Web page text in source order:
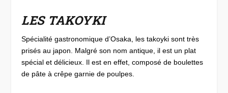
LES TAKOYKI
Spécialité gastronomique d’Osaka, les takoyki sont très
prisés au japon. Malgré son nom antique, il est un plat
spécial et délicieux. Il est en effet, composé de boulettes
de pâte à crêpe garnie de poulpes.